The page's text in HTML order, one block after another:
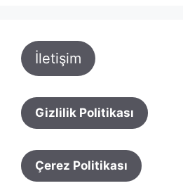
İletişim
Gizlilik Politikası
Çerez Politikası